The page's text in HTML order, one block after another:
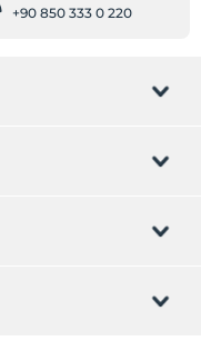
+90 850 333 0 220